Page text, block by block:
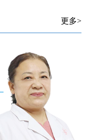
更多>